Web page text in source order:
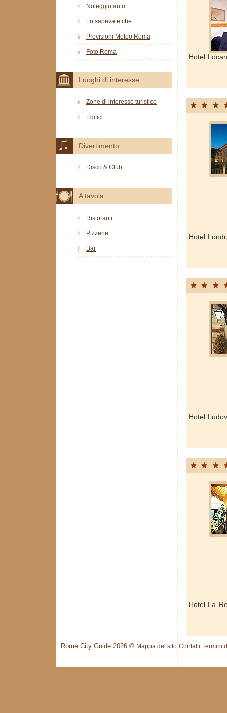
Hotel
Hotel
Hotel
Hotel La
Noleggio auto
Lo sapevate che...
Previsioni Meteo Roma
Foto Roma
Luoghi di interesse
Zone di interesse turistico
Edifici
Divertimento
Disco & Club
A tavola
Ristoranti
Pizzerie
Bar
Rome City Guide 2026 © Mappa del sito Contatti Termini